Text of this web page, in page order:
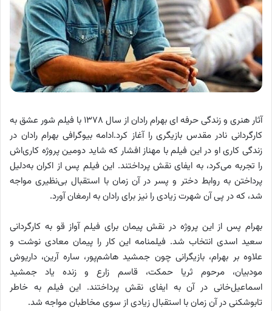
آثار هنری و زندگی حرفه ای بهرام رادان از سال ۱۳۷۸ با فیلم شور عشق به
کارگردانی نادر مقدس بازیگری را آغاز کرد.ادامه بیوگرافی بهرام رادان در
زندگی کاری او در این فیلم با مهناز افشار که شاید دومین پروژه کاری‌اش
را تجربه می‌کرد، به ایفای نقش پرداختند. این فیلم پس از اکران به‌دلیل
پرداختن به روابط دختر و پسر در آن زمان با استقبال بی‌نظیری مواجه
شد، که در پی آن شهرت زیادی را نیز برای رادان به ارمغان آورد.
بهرام پس از این پروژه در نقش پیمان برای فیلم آواز قو به کارگردانی
سعید اسدی انتخاب شد. فیلمنامه این کار را پیمان معادی نوشت و
علاوه بر بهرام، بازیگرانی چون جمشید هاشم‌پور، ساره آرین، داریوش
مودبیان، مرحوم ثریا حمکت، قاسم زارع و زنده یاد جمشید
اسماعیل‌خانی در آن به ایفای نقش پرداختند. این فیلم به خاطر
تابوشکنی در آن زمان با استقبال زیادی از سوی مخاطبان مواجه شد.